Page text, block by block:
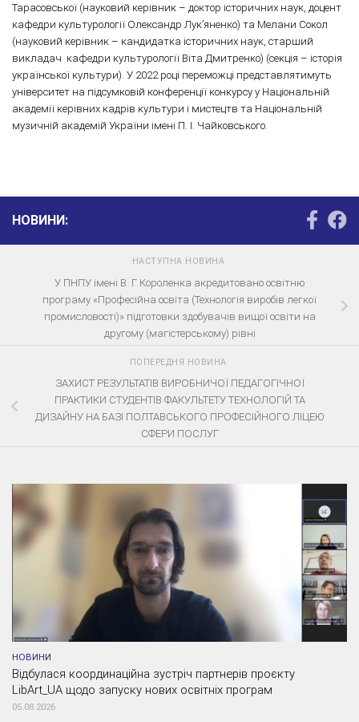
Тарасовської (науковий керівник – доктор історичних наук, доцент
кафедри культурології Олександр Лук’яненко) та Мелани Сокол
(науковий керівник – кандидатка історичних наук, старший
викладач кафедри культурології Віта Дмитренко) (секція – історія
української культури). У 2022 році переможці представлятимуть
університет на підсумковій конференції конкурсу у Національній
академії керівних кадрів культури і мистецтв та Національній
музичній академій України імені П. І. Чайковського.
НОВИНИ:
НАСТУПНА НОВИНА
У ПНПУ імені В. Г. Короленка акредитовано освітню
програму «Професійна освіта (Технологія виробів легкої
промисловості)» підготовки здобувачів вищої освіти на
другому (магістерському) рівні
ПОПЕРЕДНЯ НОВИНА
ЗАХИСТ РЕЗУЛЬТАТІВ ВИРОБНИЧОЇ ПЕДАГОГІЧНОЇ
ПРАКТИКИ СТУДЕНТІВ ФАКУЛЬТЕТУ ТЕХНОЛОГІЙ ТА
ДИЗАЙНУ НА БАЗІ ПОЛТАВСЬКОГО ПРОФЕСІЙНОГО ЛІЦЕЮ
СФЕРИ ПОСЛУГ
НОВИНИ
Відбулася координаційна зустріч партнерів проєкту
LibArt_UA щодо запуску нових освітніх програм
05.08.2026